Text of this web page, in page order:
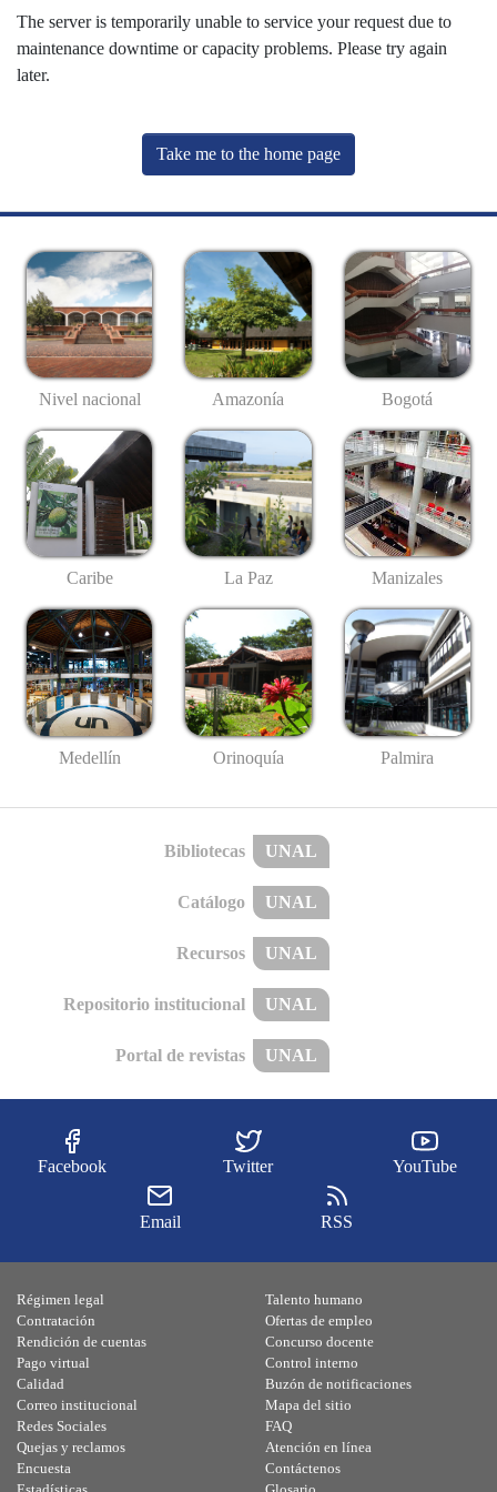
The server is temporarily unable to service your request due to
maintenance downtime or capacity problems. Please try again
later.
Take me to the home page
Nivel nacional Amazonía Bogotá
Caribe La Paz Manizales
Medellín Orinoquía Palmira
Bibliotecas UNAL
Catálogo UNAL
Recursos UNAL
Repositorio institucional UNAL
Portal de revistas UNAL
Facebook Twitter YouTube
Email RSS
Régimen legal
Contratación
Rendición de cuentas
Pago virtual
Calidad
Talento humano
Ofertas de empleo
Concurso docente
Control interno
Buzón de notificaciones
Correo institucional
Redes Sociales
Quejas y reclamos
Encuesta
Mapa del sitio
FAQ
Atención en línea
Contáctenos